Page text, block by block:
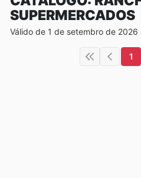
SUPERMERCADOS
Válido de 1 de setembro de
1